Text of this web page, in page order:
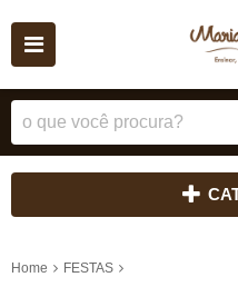
Home
FESTAS